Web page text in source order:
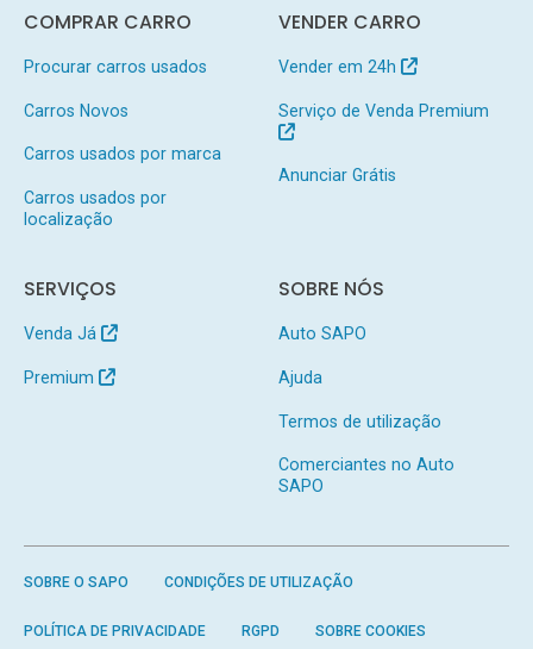
COMPRAR CARRO
Procurar carros usados
Carros Novos
Carros usados por marca
Carros usados por
localização
VENDER CARRO
Vender em 24h
Serviço de Venda Premium
Anunciar Grátis
SERVIÇOS
Venda Já
Premium
SOBRE NÓS
Auto SAPO
Ajuda
Termos de utilização
Comerciantes no Auto
SAPO
SOBRE O SAPO CONDIÇÕES DE UTILIZAÇÃO
POLÍTICA DE PRIVACIDADE RGPD SOBRE COOKIES